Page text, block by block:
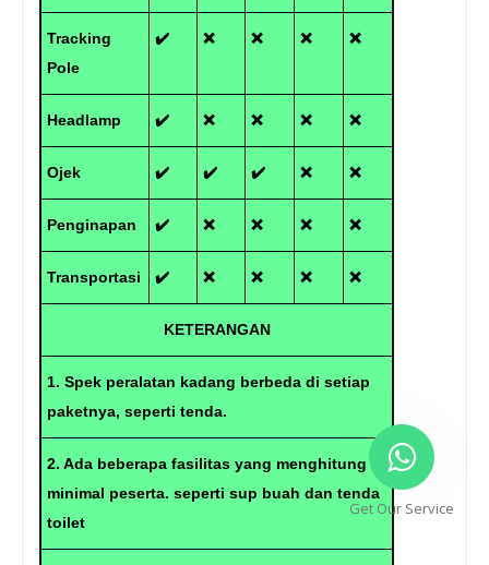
Tracking
Pole
✔️ ❌ ❌ ❌ ❌
Headlamp ✔️ ❌ ❌ ❌ ❌
Ojek ✔️ ✔️ ✔️ ❌ ❌
Penginapan ✔️ ❌ ❌ ❌ ❌
Transportasi ✔️ ❌ ❌ ❌ ❌
KETERANGAN
1. Spek peralatan kadang berbeda di setiap
paketnya, seperti tenda.
2. Ada beberapa fasilitas yang menghitung
minimal peserta. seperti sup buah dan tenda
toilet
Get Our Service